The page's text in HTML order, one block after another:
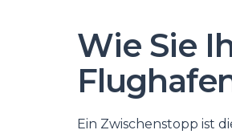
Wie Sie
Ein Zwischenstopp ist